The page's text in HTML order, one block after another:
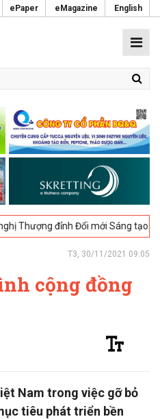
ePaper eMagazine English
đỉnh Đổi mới Sáng tạo trong
T3, 30/11/2021 09:05
cộng đồng
Nam trong việc gỡ bỏ
tiêu phát triển bền